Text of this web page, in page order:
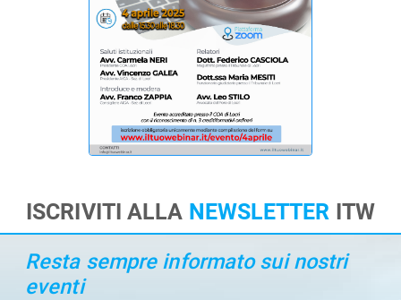
ISCRIVITI ALLA NEWSLETTER ITW
Resta sempre informato sui nostri
eventi